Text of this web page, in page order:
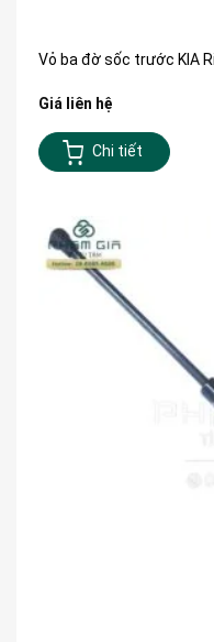
Vỏ ba đờ sốc trước KIA
Giá liên hệ
Chi tiết